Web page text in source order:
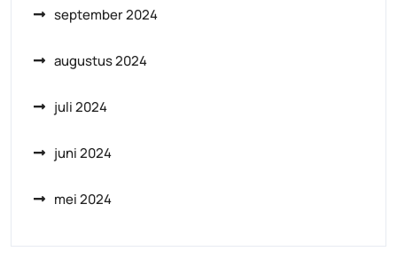
september 2024
augustus 2024
juli 2024
juni 2024
mei 2024